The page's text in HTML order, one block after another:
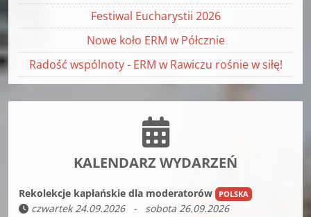
KALENDARZ WYDARZEŃ
Rekolekcje kapłańskie dla moderatorów POLSKA
czwartek 24.09.2026 - sobota 26.09.2026
Festiwal Eucharystii 2026
Nowe koło ERM w Półcznie
Radość wspólnoty - ERM w Rawiczu rośnie w siłę!